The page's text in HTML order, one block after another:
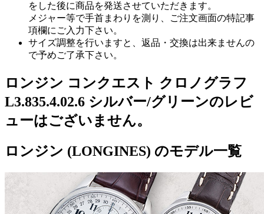
をした後に商品を発送させていただきます。
メジャー等で手首まわりを測り、ご注文画面の特記事
項欄にご入力下さい。
サイズ調整を行いますと、返品・交換は出来ませんの
で予めご了承下さい。
ロンジン コンクエスト クロノグラフ
L3.835.4.02.6 シルバー/グリーンのレビ
ューはございません。
ロンジン (LONGINES) のモデル一覧